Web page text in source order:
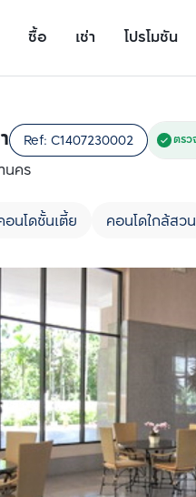
ซื้อ เช่า โปรโมชัน
Ref: C1407230002 ตรว
นคร
อนโดชั้นเตี้ย คอนโดใกล้สวน
เทียบ
ที่ 1